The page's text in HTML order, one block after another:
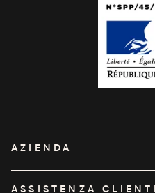
AZIENDA
ASSISTENZA CLIENTI